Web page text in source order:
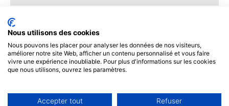
Nous utilisons des cookies
Nous pouvons les placer pour analyser les données de nos visiteurs,
améliorer notre site Web, afficher un contenu personnalisé et vous faire
vivre une expérience inoubliable. Pour plus d'informations sur les cookies
que nous utilisons, ouvrez les paramètres.
Accepter tout Refuser